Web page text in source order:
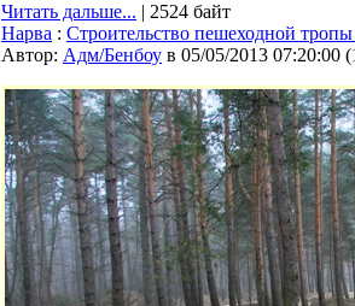
Читать дальше... | 2524 байт
Нарва : Строительство пешеходной
Автор: Адм/Бенбоу в 05/05/2013 07:20:00 (